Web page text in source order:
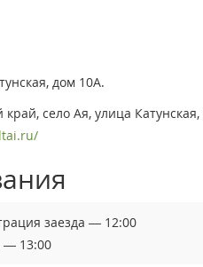
дом 10А.
край, село Ая, улица
заезда — 12:00
— 13:00